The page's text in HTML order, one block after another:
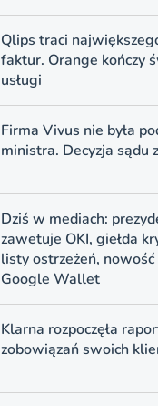
Qlips traci
faktur. Orange kończy
usługi
Firma Vivus nie była
ministra. Decyzja sądu
Dziś w mediach:
zawetuje OKI, giełda
listy ostrzeżeń,
Google Wallet
Klarna rozpoczęła
zobowiązań swoich